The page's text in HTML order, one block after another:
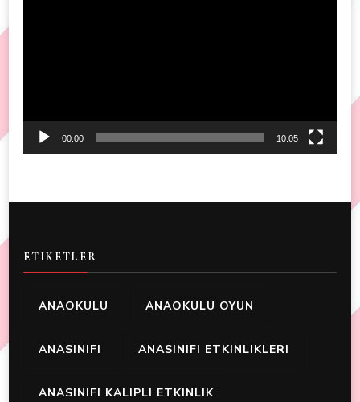
00:00 10:05
ETIKETLER
ANAOKULU ANAOKULU OYUN
ANASINIFI ANASINIFI ETKINLIKLERI
ANASINIFI KALIPLI ETKINLIK